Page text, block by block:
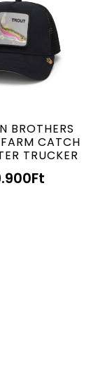
BROTHERS
CATCH
TRUCKER
Ft